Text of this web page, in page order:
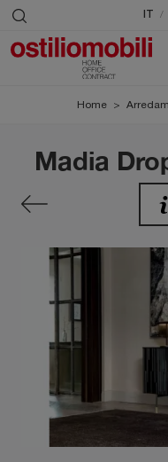
/
Home >
Madia